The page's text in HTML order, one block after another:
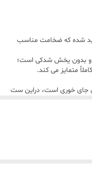
شده كه ضخامت مناسب
و بدون يخش شدكى است؛
متمايز مى كند.
جاى خورى است، دراين ست